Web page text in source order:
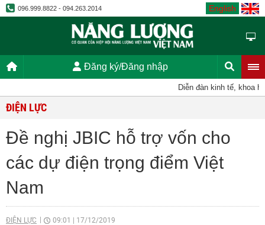
096.999.8822 - 094.263.2014 English
Đăng ký/Đăng nhập
Diễn đàn kinh tế, khoa
ĐIỆN LỰC
Đề nghị JBIC hỗ trợ vốn cho
các dự điện trọng điểm Việt
Nam
ĐIỆN LỰC 09:01 17/12/2019